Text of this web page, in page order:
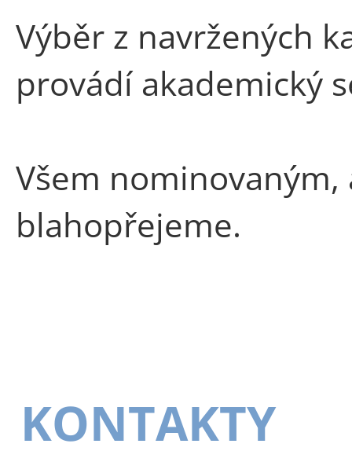
Výběr z navržených
provádí akademický
Všem
blahopřejeme.
KONTAKTY